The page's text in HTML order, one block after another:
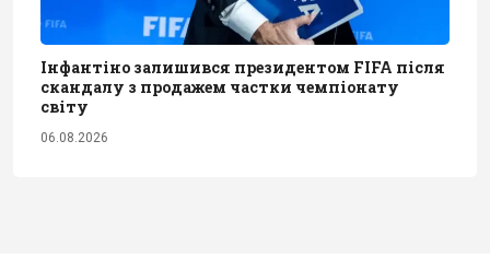
Інфантіно залишився президентом FIFA після
скандалу з продажем частки чемпіонату
світу
06.08.2026